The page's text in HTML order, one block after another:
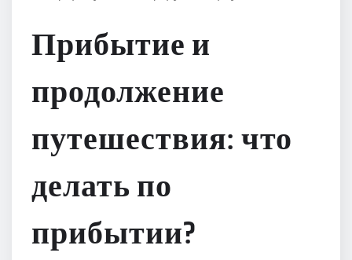
Прибытие и
продолжение
путешествия: что
делать по
прибытии?